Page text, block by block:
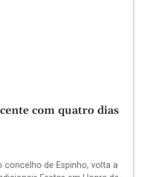
com quatro dias
concelho de Espinho, volta a